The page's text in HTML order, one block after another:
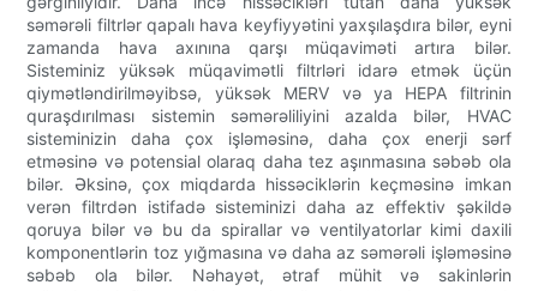
səmərəli filtrlər qapalı hava keyfiyyətini yaxşılaşdıra bilər, eyni
zamanda hava axınına qarşı müqaviməti artıra bilər.
Sisteminiz yüksək müqavimətli filtrləri idarə etmək üçün
qiymətləndirilməyibsə, yüksək MERV və ya HEPA filtrinin
quraşdırılması sistemin səmərəliliyini azalda bilər, HVAC
sisteminizin daha çox işləməsinə, daha çox enerji sərf
etməsinə və potensial olaraq daha tez aşınmasına səbəb ola
bilər. Əksinə, çox miqdarda hissəciklərin keçməsinə imkan
verən filtrdən istifadə sisteminizi daha az effektiv şəkildə
qoruya bilər və bu da spirallar və ventilyatorlar kimi daxili
komponentlərin toz yığmasına və daha az səmərəli işləməsinə
səbəb ola bilər. Nəhayət, ətraf mühit və sakinlərin